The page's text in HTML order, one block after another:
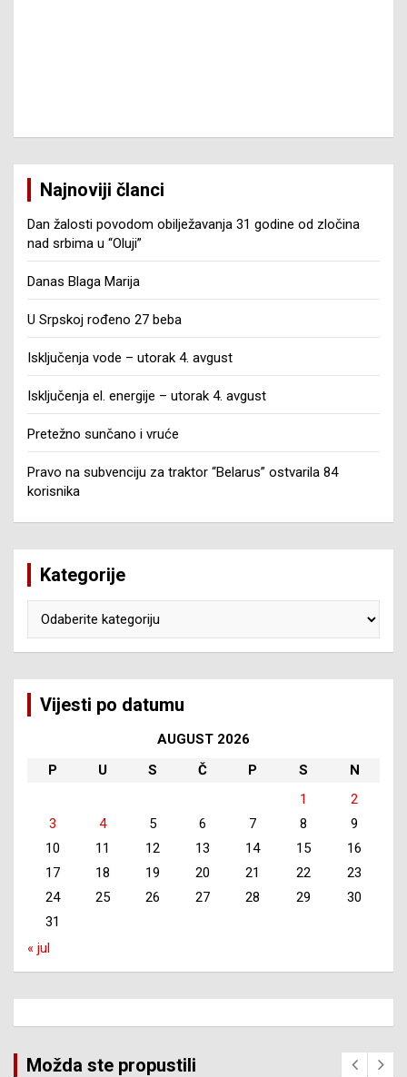
Najnoviji članci
Dan žalosti povodom obilježavanja 31 godine od zločina
nad srbima u “Oluji”
Danas Blaga Marija
U Srpskoj rođeno 27 beba
Isključenja vode – utorak 4. avgust
Isključenja el. energije – utorak 4. avgust
Pretežno sunčano i vruće
Pravo na subvenciju za traktor “Belarus” ostvarila 84
korisnika
Kategorije
Vijesti po datumu
AUGUST 2026
P
U S Č P S
N
1
2
3
4 5 6 7 8
9
10
11 12 13 14 15
16
17
18 19 20 21 22
23
24
25 26 27 28 29
30
31
« jul
Možda ste propustili